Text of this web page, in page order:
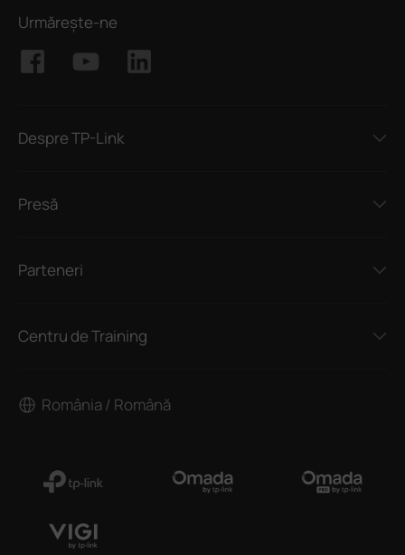
Urmărește-ne
Despre TP-Link
Presă
Parteneri
Centru de Training
România / Română